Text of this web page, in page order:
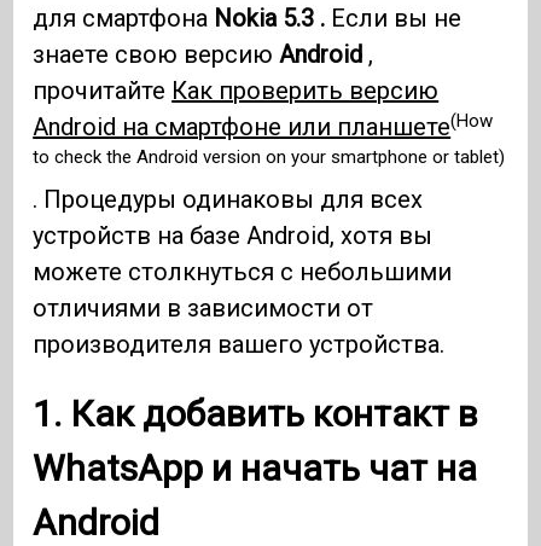
для смартфона Nokia 5.3 . Если вы не
знаете свою версиюAndroid ,
прочитайте Как проверить версию
Android на смартфоне или планшете(How
to check the Android version on your smartphone or tablet)
. Процедуры одинаковы для всех
устройств на базе Android, хотя вы
можете столкнуться с небольшими
отличиями в зависимости от
производителя вашего устройства.
1. Как добавить контакт в
WhatsApp и начать чат на
Android